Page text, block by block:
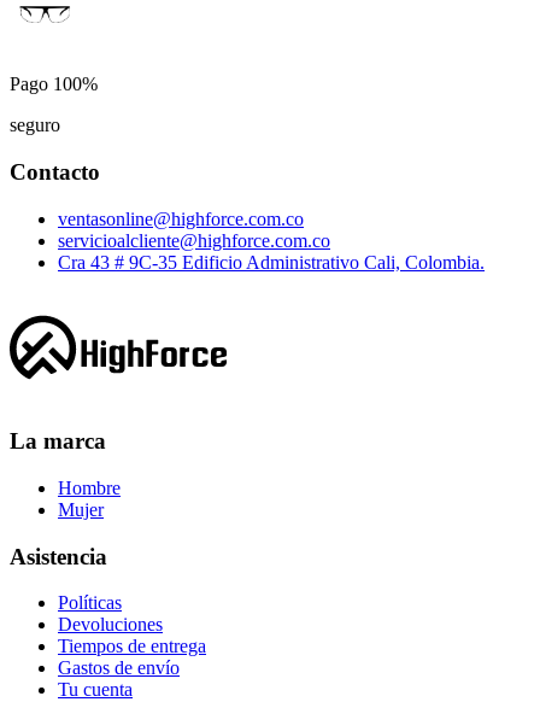
Pago 100%
seguro
Contacto
ventasonline@highforce.com.co
servicioalcliente@highforce.com.co
Cra 43 # 9C-35 Edificio Administrativo Cali, Colombia.
La marca
Hombre
Mujer
Asistencia
Políticas
Devoluciones
Tiempos de entrega
Gastos de envío
Tu cuenta